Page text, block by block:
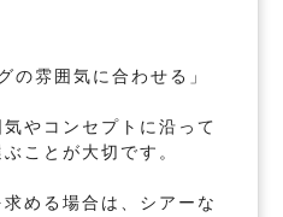
の雰囲気に合わせる」
やコンセプトに沿って
ことが大切です。
める場合は、シアーな